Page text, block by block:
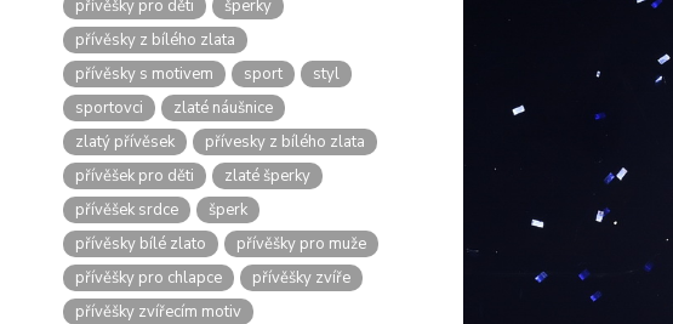
přívěšky pro děti
šperky
přívěsky z bílého zlata
přívěsky s motivem
sport
styl
sportovci
zlaté náušnice
zlatý přívěsek
přívesky z bílého zlata
přívěšek pro děti
zlaté šperky
přívěšek srdce
šperk
přívěsky bílé zlato
přívěšky pro muže
přívěšky pro chlapce
přívěšky zvíře
přívěšky zvířecím motiv